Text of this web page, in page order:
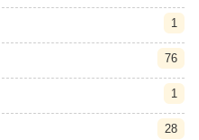
1
76
1
28